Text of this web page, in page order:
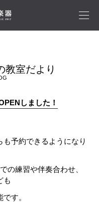
教室だより
しました！
予約できるようになり
の練習や伴奏合わせ、
も
す。